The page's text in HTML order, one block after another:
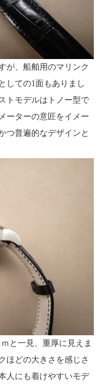
が、船舶用のマリンク
しての1面もありまし
トモデルはトノー型で
ーターの意匠をイメー
つ普遍的なデザインと
と一見、重厚に見えま
ほどの大きさを感じさ
人にも着けやすいモデ